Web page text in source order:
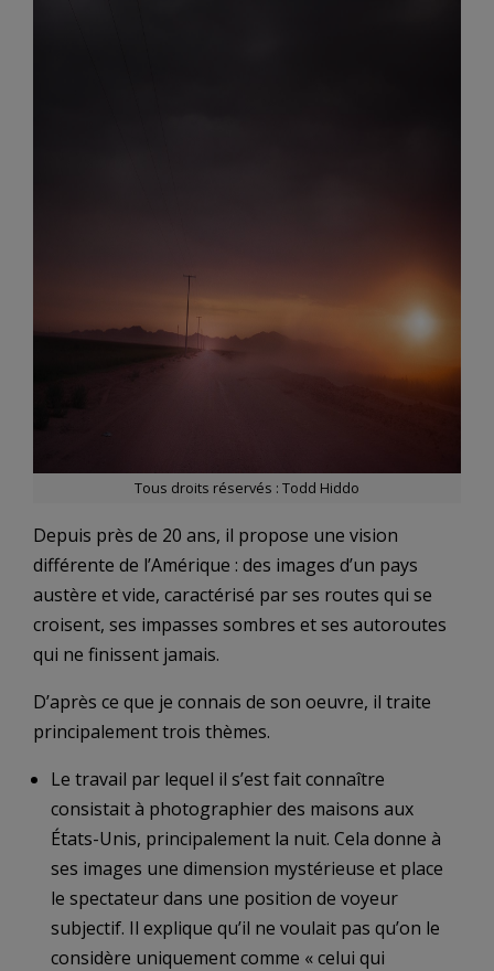
Tous droits réservés : Todd Hiddo
Depuis près de 20 ans, il propose une vision
différente de l’Amérique : des images d’un pays
austère et vide, caractérisé par ses routes qui se
croisent, ses impasses sombres et ses autoroutes
qui ne finissent jamais.
D’après ce que je connais de son oeuvre, il traite
principalement trois thèmes.
Le travail par lequel il s’est fait connaître
consistait à photographier des maisons aux
États-Unis, principalement la nuit. Cela donne à
ses images une dimension mystérieuse et place
le spectateur dans une position de voyeur
subjectif. Il explique qu’il ne voulait pas qu’on le
considère uniquement comme « celui qui